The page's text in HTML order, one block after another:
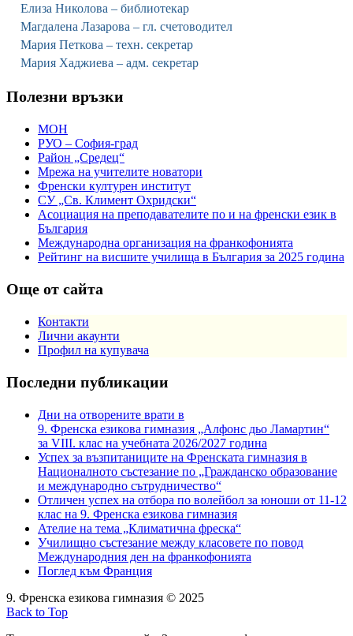
Елиза Николова – библиотекар
Магдалена Лазарова – гл. счетоводител
Мария Петкова – техн. секретар
Мария Хаджиева – адм. секретар
Полезни връзки
МОН
РУО – София-град
Район „Средец“
Мрежа на учителите новатори
Френски културен институт
СУ „Св. Климент Охридски“
Асоциация на преподавателите по и на френски език в
България
Международна организация на франкофонията
Рейтинг на висшите училища в България за 2025 година
Още от сайта
Контакти
Лични акаунти
Профил на купувача
Последни публикации
Дни на отворените врати в
9. Френска езикова гимназия „Алфонс дьо Ламартин“
за VIII. клас на учебната 2026/2027 година
Успех за възпитаниците на Френската гимназия в
Националното състезание по „Гражданско образование
и международно сътрудничество“
Отличен успех на отбора по волейбол за юноши от 11-12
клас на 9. Френска езикова гимназия
Ателие на тема „Климатична фреска“
Училищно състезание между класовете по повод
Международния ден на франкофонията
Поглед към Франция
9. Френска езикова гимназия © 2025
Back to Top